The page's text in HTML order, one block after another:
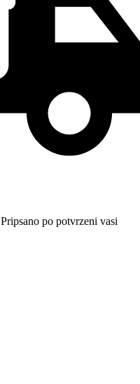
Pripsano po potvrzeni vasi